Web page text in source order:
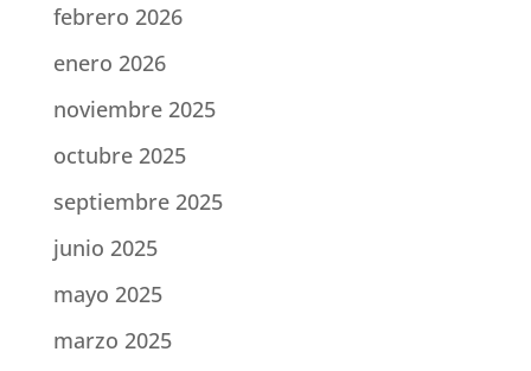
febrero 2026
enero 2026
noviembre 2025
octubre 2025
septiembre 2025
junio 2025
mayo 2025
marzo 2025